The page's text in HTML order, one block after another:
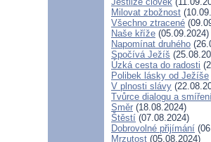
Milovat zbožnost
Všechno ztracené
Naše kříže (05.09.2024)
Napomínat druhého
Spočívá Ježíš
Úzká cesta do radosti
Polibek lásky od Ježíše
V plnosti slávy
Tvůrce dialogu a
Směr (18.08.2024)
Štěstí (07.08.2024)
Dobrovolné přijímání
Mrzutost (05.08.2024)